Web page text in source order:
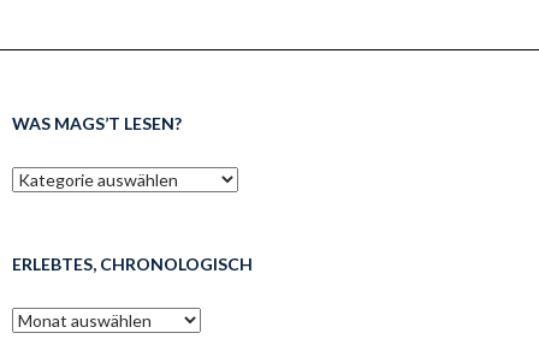
WAS MAGS’T LESEN?
was
mags’t
ERLEBTES, CHRONOLOGISCH
erlebtes,
chronologisch